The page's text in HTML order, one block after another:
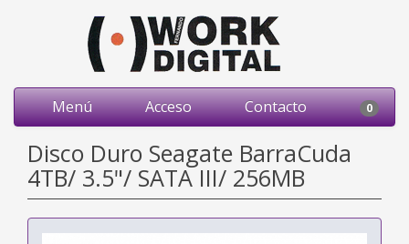
Menú Acceso Contacto 0
Disco Duro Seagate BarraCuda
4TB/ 3.5"/ SATA III/ 256MB